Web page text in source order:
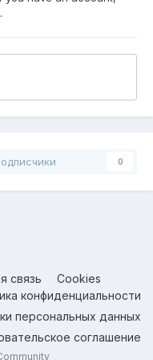
0
связь
Cookies
конфиденциальности
персональных данных
соглашение